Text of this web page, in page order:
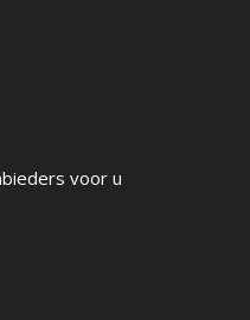
voor u